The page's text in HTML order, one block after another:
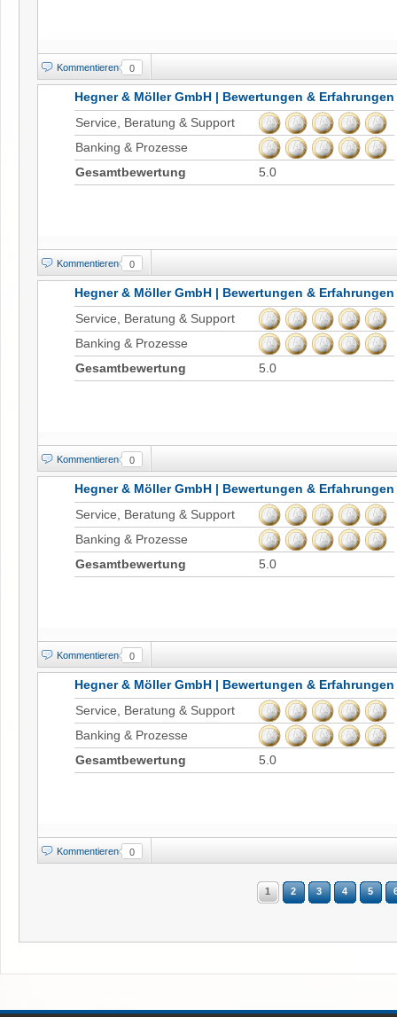
Kommentieren 0
Hegner & Möller GmbH | Bewertungen & Erfahrungen
Service, Beratung & Support
Banking & Prozesse
Gesamtbewertung
5.0
Kommentieren 0
Hegner & Möller GmbH | Bewertungen & Erfahrungen
Service, Beratung & Support
Banking & Prozesse
Gesamtbewertung
5.0
Kommentieren 0
Hegner & Möller GmbH | Bewertungen & Erfahrungen
Service, Beratung & Support
Banking & Prozesse
Gesamtbewertung
5.0
Kommentieren 0
Hegner & Möller GmbH | Bewertungen & Erfahrungen
Service, Beratung & Support
Banking & Prozesse
Gesamtbewertung
5.0
Kommentieren 0
1 2 3 4 5